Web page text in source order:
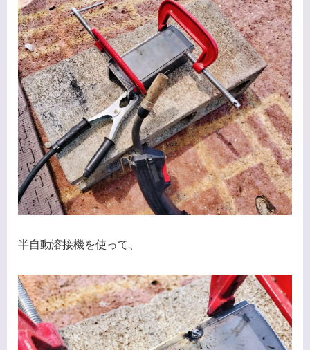
半自動溶接機を使って、